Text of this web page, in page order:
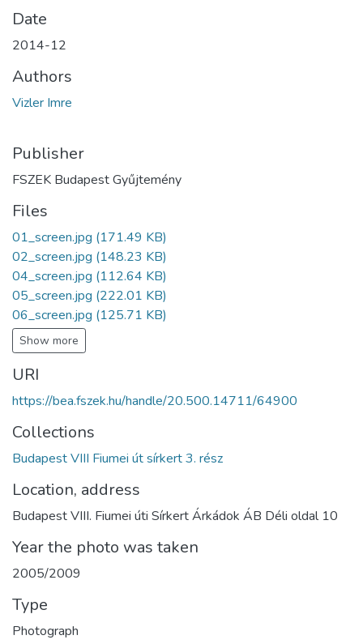
Date
2014-12
Authors
Vizler Imre
Publisher
FSZEK Budapest Gyűjtemény
Files
01_screen.jpg (171.49 KB)
02_screen.jpg (148.23 KB)
04_screen.jpg (112.64 KB)
05_screen.jpg (222.01 KB)
06_screen.jpg (125.71 KB)
Show more
URI
https://bea.fszek.hu/handle/20.500.14711/64900
Collections
Budapest VIII Fiumei út sírkert 3. rész
Location, address
Budapest VIII. Fiumei úti Sírkert Árkádok ÁB Déli oldal 10
Year the photo was taken
2005/2009
Type
Photograph